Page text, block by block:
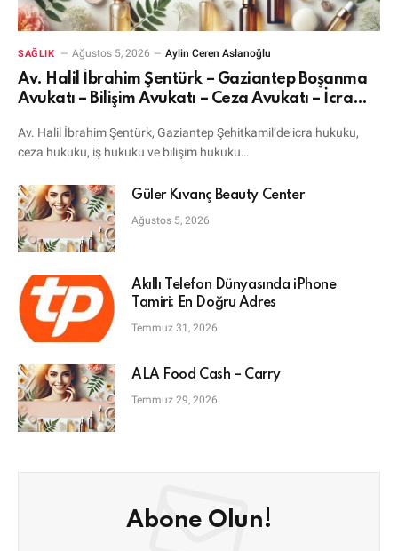
SAĞLIK Ağustos 5, 2026 Aylin Ceren Aslanoğlu
Av. Halil İbrahim Şentürk – Gaziantep Boşanma
Avukatı – Bilişim Avukatı – Ceza Avukatı – İcra
Av. Halil İbrahim Şentürk, Gaziantep Şehitkamil’de icra hukuku,
ceza hukuku, iş hukuku ve bilişim hukuku…
Güler Kıvanç Beauty Center
Ağustos 5, 2026
Akıllı Telefon Dünyasında iPhone
Tamiri: En Doğru Adres
Temmuz 31, 2026
ALA Food Cash – Carry
Temmuz 29, 2026
Abone Olun!